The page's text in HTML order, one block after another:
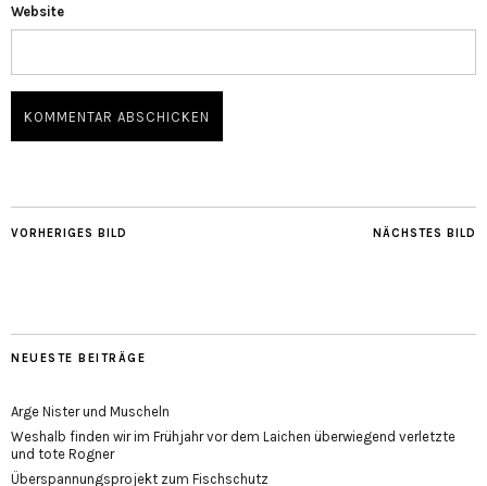
Website
NÄCHSTES BILD
VORHERIGES BILD
NEUESTE BEITRÄGE
Arge Nister und Muscheln
Weshalb finden wir im Frühjahr vor dem Laichen überwiegend verletzte
und tote Rogner
Überspannungsprojekt zum Fischschutz